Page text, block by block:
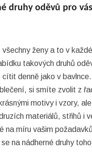
druhy oděvů pro vás
všechny ženy a to v
takových druhů
cítit denně jako v
, si smíte zvolit z
motivy i vzory,
materiálů, střihů i
na míru vašim
na nádherné druhy